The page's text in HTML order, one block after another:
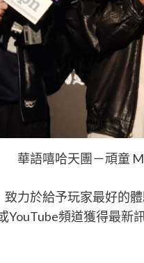
華語嘻哈天團－頑童
致力於給予玩家最好的
YouTube頻道獲得最新